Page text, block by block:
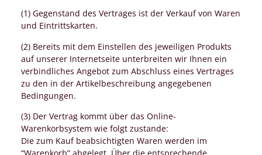
(1) Gegenstand des Vertrages ist der Verkauf von Waren
und Eintrittskarten.
(2) Bereits mit dem Einstellen des jeweiligen Produkts
auf unserer Internetseite unterbreiten wir Ihnen ein
verbindliches Angebot zum Abschluss eines Vertrages
zu den in der Artikelbeschreibung angegebenen
Bedingungen.
(3) Der Vertrag kommt über das Online-
Warenkorbsystem wie folgt zustande:
Die zum Kauf beabsichtigten Waren werden im